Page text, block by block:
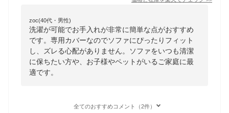
zoc(40代・男性)
洗濯が可能でお手入れが非常に簡単な点がおすすめ
です。専用カバーなのでソファにぴったりフィット
し、ズレる心配がありません。ソファをいつも清潔
に保ちたい方や、お子様やペットがいるご家庭に最
適です。
全てのおすすめコメント（2件）